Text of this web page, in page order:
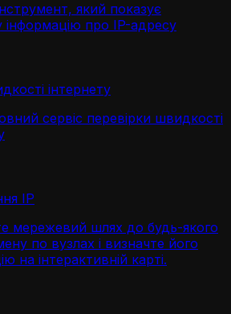
який показує
інформацію про IP-адресу
інтернету
сервіс перевірки швидкості
IP
мережевий шлях до будь-якого
по вузлах і визначте його
на інтерактивній карті.